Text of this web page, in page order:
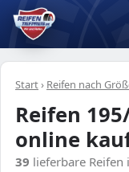
Start› Reifen nach
Reifen
online
39 lieferbare